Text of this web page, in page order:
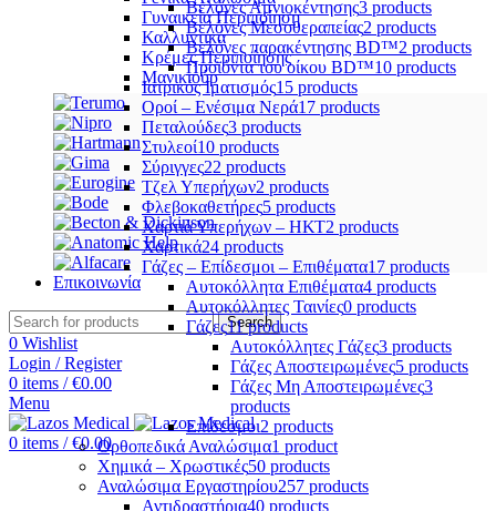
Γυναικεία Περιποίηση
Καλλυντικά
Κρέμες Περιποίησης
Μανικιούρ
Επικοινωνία
Search
0 Wishlist
Login / Register
0 items / €0.00
Menu
0 items / €0.00
Βελόνες Αμνιοκέντησης3 products
Βελόνες Μεσοθεραπείας2 products
Βελόνες παρακέντησης BD™2 products
Προϊόντα του οίκου BD™10 products
Ιατρικός Ιματισμός15 products
Οροί – Ενέσιμα Νερά17 products
Πεταλούδες3 products
Στυλεοί10 products
Σύριγγες22 products
Τζελ Υπερήχων2 products
Φλεβοκαθετήρες5 products
Χαρτιά Υπερήχων – ΗΚΤ2 products
Χαρτικά24 products
Γάζες – Επίδεσμοι – Επιθέματα17 products
Αυτοκόλλητα Επιθέματα4 products
Αυτοκόλλητες Ταινίες0 products
Γάζες11 products
Αυτοκόλλητες Γάζες3 products
Γάζες Αποστειρωμένες5 products
Γάζες Μη Αποστειρωμένες3
products
Επίδεσμοι2 products
Ορθοπεδικά Αναλώσιμα1 product
Χημικά – Χρωστικές50 products
Αναλώσιμα Εργαστηρίου257 products
Αντιδραστήρια40 products